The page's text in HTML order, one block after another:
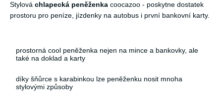
Stylová chlapecká peněženka coocazoo - poskytne dostatek
prostoru pro peníze, jízdenky na autobus i první bankovní karty.
prostorná cool peněženka nejen na mince a bankovky, ale
také na doklad a karty
díky šňůrce s karabinkou lze peněženku nosit mnoha
stylovými způsoby